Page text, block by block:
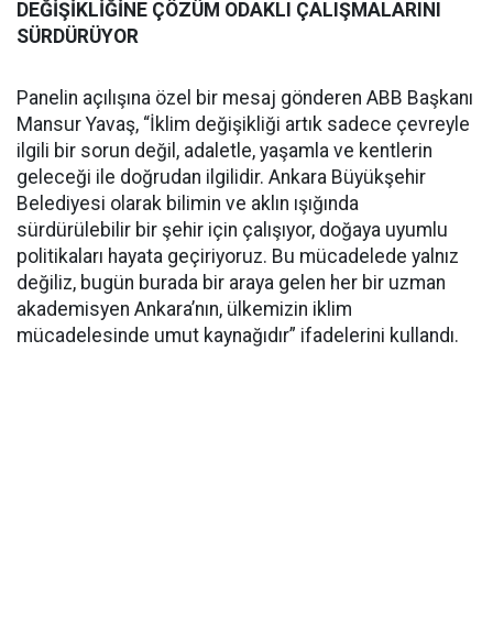
DEĞİŞİKLİĞİNE ÇÖZÜM ODAKLI ÇALIŞMALARINI
SÜRDÜRÜYOR
Panelin açılışına özel bir mesaj gönderen ABB Başkanı
Mansur Yavaş, “İklim değişikliği artık sadece çevreyle
ilgili bir sorun değil, adaletle, yaşamla ve kentlerin
geleceği ile doğrudan ilgilidir. Ankara Büyükşehir
Belediyesi olarak bilimin ve aklın ışığında
sürdürülebilir bir şehir için çalışıyor, doğaya uyumlu
politikaları hayata geçiriyoruz. Bu mücadelede yalnız
değiliz, bugün burada bir araya gelen her bir uzman
akademisyen Ankara’nın, ülkemizin iklim
mücadelesinde umut kaynağıdır” ifadelerini kullandı.